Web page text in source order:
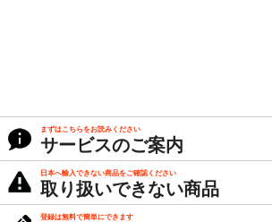
まずはこちらをお読みください
サービスのご案内
日本へ輸入できない商品をご確認ください
取り扱いできない商品
登録は無料で簡単にできます